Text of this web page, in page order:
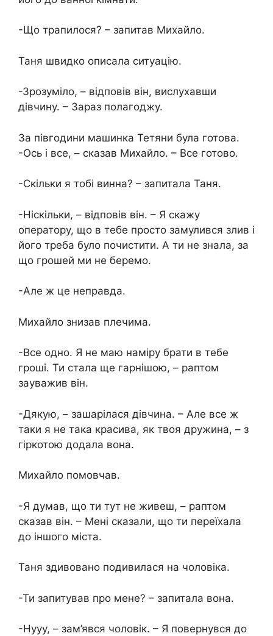
-Що трапилося? – запитав Михайло.
Таня швидко описала ситуацію.
-Зрозуміло, – відповів він, вислухавши
дівчину. – Зараз полагоджу.
За півгодини машинка Тетяни була готова.
-Ось і все, – сказав Михайло. – Все готово.
-Скільки я тобі винна? – запитала Таня.
-Ніскільки, – відповів він. – Я скажу
оператору, що в тебе просто замулився злив і
його треба було почистити. А ти не знала, за
що грошей ми не беремо.
-Але ж це неправда.
Михайло знизав плечима.
-Все одно. Я не маю наміру брати в тебе
гроші. Ти стала ще гарнішою, – раптом
зауважив він.
-Дякую, – зашарілася дівчина. – Але все ж
таки я не така красива, як твоя дружина, – з
гіркотою додала вона.
Михайло помовчав.
-Я думав, що ти тут не живеш, – раптом
сказав він. – Мені сказали, що ти переїхала
до іншого міста.
Таня здивовано подивилася на чоловіка.
-Ти запитував про мене? – запитала вона.
-Нууу, – зам’явся чоловік. – Я повернувся до